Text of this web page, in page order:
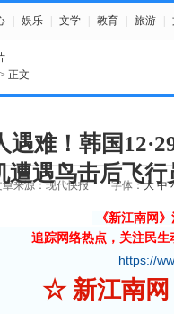
娱乐 文学 教育 旅游
> 正文
遇难！韩国
遭遇鸟击后飞
章来源：现代快报 字体：大 中
《新江南网
追踪网络热点，关注民生
https://
☆ 新江南